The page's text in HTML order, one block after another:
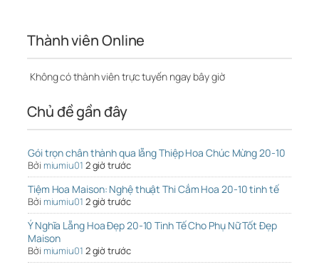
Thành viên Online
Không có thành viên trực tuyến ngay bây giờ
Chủ đề gần đây
Gói trọn chân thành qua lẵng Thiệp Hoa Chúc Mừng 20-10
Bởi miumiu01 2 giờ trước
Tiệm Hoa Maison: Nghệ thuật Thi Cắm Hoa 20-10 tinh tế
Bởi miumiu01 2 giờ trước
Ý Nghĩa Lẵng Hoa Đẹp 20-10 Tinh Tế Cho Phụ Nữ Tốt Đẹp
Maison
Bởi miumiu01 2 giờ trước